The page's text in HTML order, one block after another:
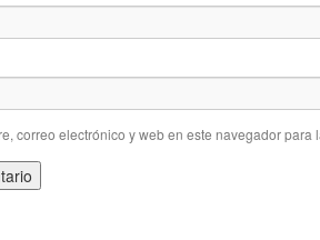
correo electrónico y web en este navegador para